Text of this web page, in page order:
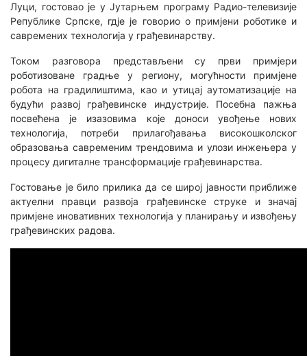
Луци, гостовао је у Јутарњем програму Радио-телевизије
Републике Српске, гдје је говорио о примјени роботике и
савремених технологија у грађевинарству.
Током разговора представљени су први примјери
роботизоване градње у региону, могућности примјене
робота на градилиштима, као и утицај аутоматизације на
будући развој грађевинске индустрије. Посебна пажња
посвећена је изазовима које доноси увођење нових
технологија, потреби прилагођавања високошколског
образовања савременим трендовима и улози инжењера у
процесу дигиталне трансформације грађевинарства.
Гостовање је било прилика да се широј јавности приближе
актуелни правци развоја грађевинске струке и значај
примјене иновативних технологија у планирању и извођењу
грађевинских радова.